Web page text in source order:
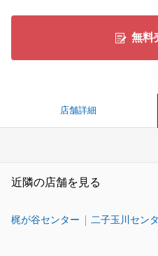
無料
店舗詳細
近隣の店舗を見る
梶が谷センター 二子玉川セン